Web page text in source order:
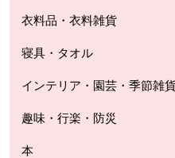
衣料品・衣料雑貨
寝具・タオル
インテリア・園芸・季節雑
趣味・行楽・防災
本